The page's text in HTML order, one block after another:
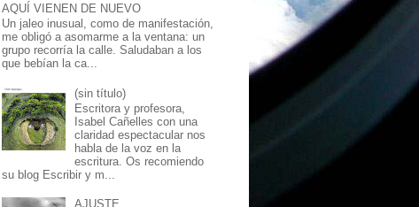
AQUÍ VIENEN DE NUEVO
Un jaleo inusual, como de manifestación,
me obligó a asomarme a la ventana: un
grupo recorría la calle. Saludaban a los
que bebían la ca...
(sin título)
Escritora y profesora,
Isabel Cañelles con una
claridad espectacular nos
habla de la voz en la
escritura. Os recomiendo
su blog Escribir y m...
AJUSTE